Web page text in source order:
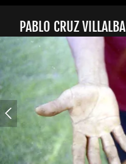
PABLO CRUZ VILLALBA